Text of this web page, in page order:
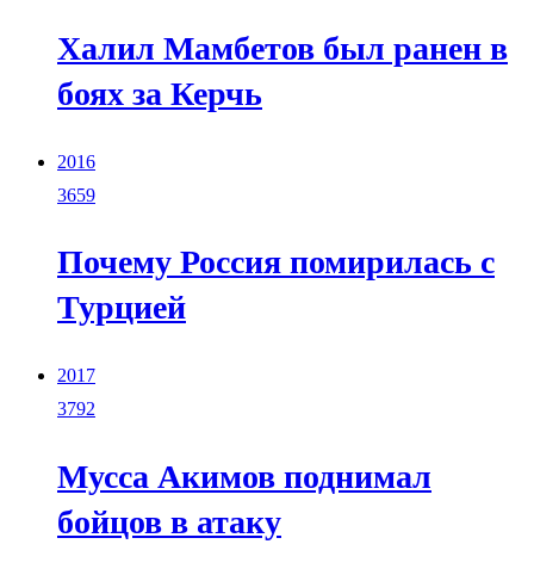
Халил Мамбетов был ранен в
боях за Керчь
2016
3659
Почему Россия помирилась с
Турцией
2017
3792
Мусса Акимов поднимал
бойцов в атаку